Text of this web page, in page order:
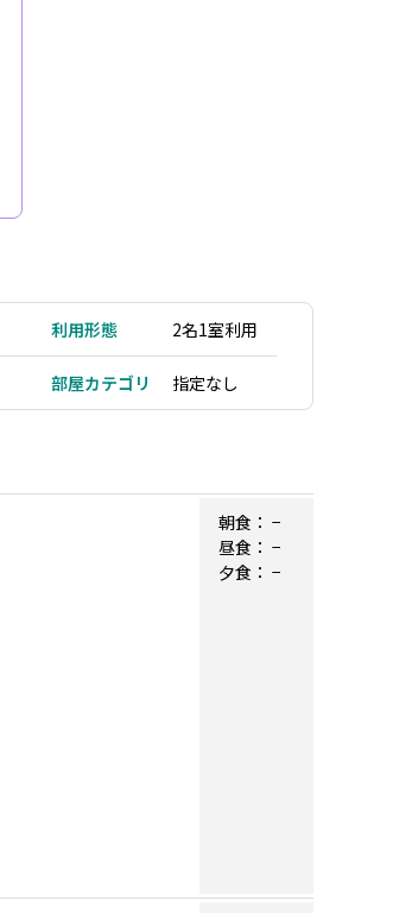
利用形態 2名1室利用
部屋カテゴリ 指定なし
朝食： −
昼食： −
夕食： −